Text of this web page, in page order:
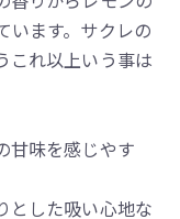
います。サクレの
これ以上いう事は
甘味を感じやす
とした吸い心地な